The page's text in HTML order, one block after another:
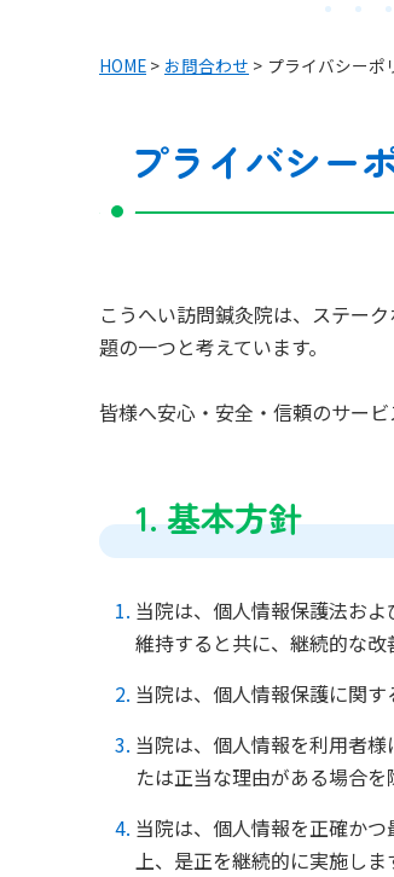
HOME > お問合わせ > プライバシーポ
プライバシー
こうへい訪問鍼灸院は、ステー
題の一つと考えています。
皆様へ安心・安全・信頼のサー
1. 基本方針
当院は、個人情報保護法お
維持すると共に、継続的な改
当院は、個人情報保護に関
当院は、個人情報を利用者
たは正当な理由がある場合を
当院は、個人情報を正確か
上、是正を継続的に実施しま